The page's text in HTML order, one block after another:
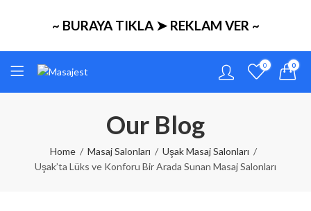
~ BURAYA TIKLA ➤ REKLAM VER ~
0 0
Our Blog
Home Masaj Salonları
Uşak Masaj Salonları
Uşak’ta Lüks ve Konforu Bir Arada Sunan Masaj Salonları